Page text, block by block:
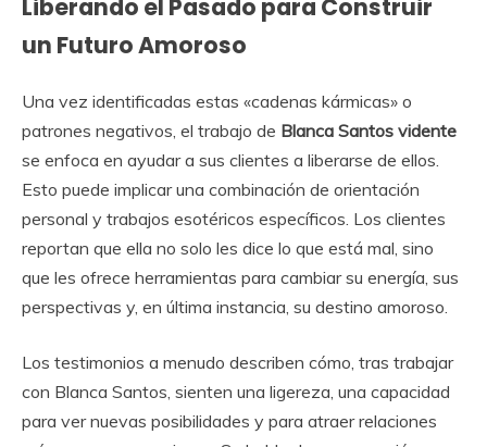
Liberando el Pasado para Construir
un Futuro Amoroso
Una vez identificadas estas «cadenas kármicas» o
patrones negativos, el trabajo de Blanca Santos vidente
se enfoca en ayudar a sus clientes a liberarse de ellos.
Esto puede implicar una combinación de orientación
personal y trabajos esotéricos específicos. Los clientes
reportan que ella no solo les dice lo que está mal, sino
que les ofrece herramientas para cambiar su energía, sus
perspectivas y, en última instancia, su destino amoroso.
Los testimonios a menudo describen cómo, tras trabajar
con Blanca Santos, sienten una ligereza, una capacidad
para ver nuevas posibilidades y para atraer relaciones